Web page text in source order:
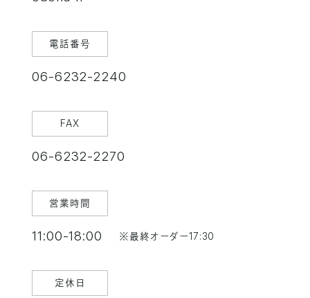
電話番号
06-6232-2240
FAX
06-6232-2270
営業時間
11:00-18:00 ※最終オーダー17:30
定休日